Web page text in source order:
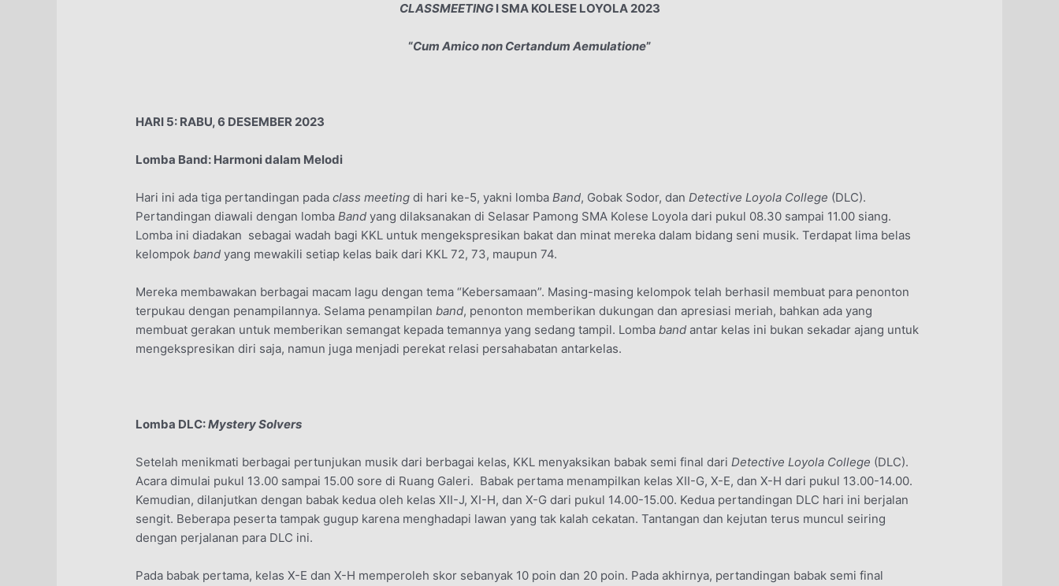
CLASSMEETINGI SMA KOLESE LOYOLA 2023
“Cum Amico non Certandum Aemulatione”
HARI 5: RABU, 6 DESEMBER 2023
Lomba Band: Harmoni dalam Melodi
Hari ini ada tiga pertandingan padaclass meeting di hari ke-5, yakni lombaBand, Gobak Sodor, danDetective Loyola College (DLC).
Pertandingan diawali dengan lombaBandyang dilaksanakan di Selasar Pamong SMA Kolese Loyola dari pukul 08.30 sampai 11.00 siang.
Lomba ini diadakan sebagai wadah bagi KKL untuk mengekspresikan bakat dan minat mereka dalam bidang seni musik. Terdapat lima belas
kelompokband yang mewakili setiap kelas baik dari KKL 72, 73, maupun 74.
Mereka membawakan berbagai macam lagu dengan tema “Kebersamaan”. Masing-masing kelompok telah berhasil membuat para penonton
terpukau dengan penampilannya. Selama penampilanband, penonton memberikan dukungan dan apresiasi meriah, bahkan ada yang
membuat gerakan untuk memberikan semangat kepada temannya yang sedang tampil. Lombaband antar kelas ini bukan sekadar ajang untuk
mengekspresikan diri saja, namun juga menjadi perekat relasi persahabatan antarkelas.
Lomba DLC:Mystery Solvers
Setelah menikmati berbagai pertunjukan musik dari berbagai kelas, KKL menyaksikan babak semi final dariDetective Loyola College (DLC).
Acara dimulai pukul 13.00 sampai 15.00 sore di Ruang Galeri. Babak pertama menampilkan kelas XII-G, X-E, dan X-H dari pukul 13.00-14.00.
Kemudian, dilanjutkan dengan babak kedua oleh kelas XII-J, XI-H, dan X-G dari pukul 14.00-15.00. Kedua pertandingan DLC hari ini berjalan
sengit. Beberapa peserta tampak gugup karena menghadapi lawan yang tak kalah cekatan. Tantangan dan kejutan terus muncul seiring
dengan perjalanan para DLC ini.
Pada babak pertama, kelas X-E dan X-H memperoleh skor sebanyak 10 poin dan 20 poin. Pada akhirnya, pertandingan babak semi final